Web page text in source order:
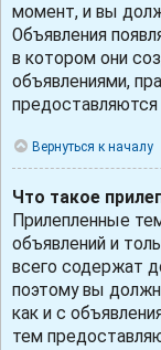
момент, и вы
Объявления
в котором они
объявлениями,
Вернуться к началу
Что такое
Прилепленные
объявлений и
всего содержат
поэтому вы
как и с
тем